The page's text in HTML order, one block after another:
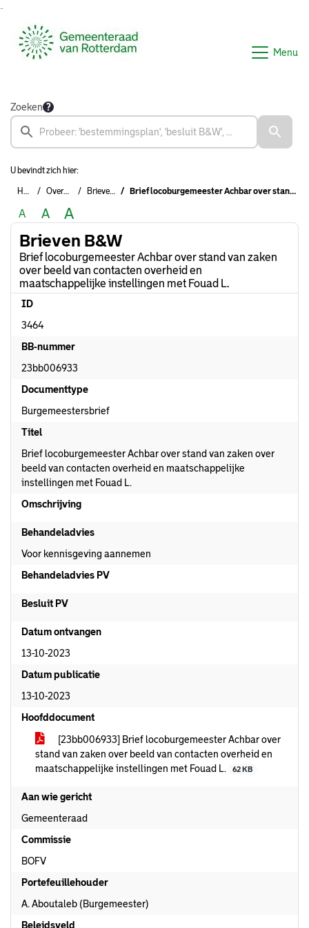
Menu
Zoeken
U bevindt zich hier:
Home Overzichten Brieven B&W Brief locoburgemeester Achbar over stand van zaken over beeld van contacten overheid en maatschappelijke instellingen met Fouad L.
A A A
Brieven B&W
Brief locoburgemeester Achbar over stand van zaken
over beeld van contacten overheid en
maatschappelijke instellingen met Fouad L.
ID
3464
BB-nummer
23bb006933
Documenttype
Burgemeestersbrief
Titel
Brief locoburgemeester Achbar over stand van zaken over
beeld van contacten overheid en maatschappelijke
instellingen met Fouad L.
Omschrijving
Behandeladvies
Voor kennisgeving aannemen
Behandeladvies PV
Besluit PV
Datum ontvangen
13-10-2023
Datum publicatie
13-10-2023
Hoofddocument
[23bb006933] Brief locoburgemeester Achbar over
stand van zaken over beeld van contacten overheid en
maatschappelijke instellingen met Fouad L.
62 KB
Aan wie gericht
Gemeenteraad
Commissie
BOFV
Portefeuillehouder
A. Aboutaleb (Burgemeester)
Beleidsveld